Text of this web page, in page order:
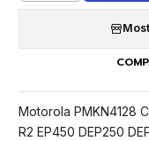
Motorola PMKN4128
R2 EP450 DEP250